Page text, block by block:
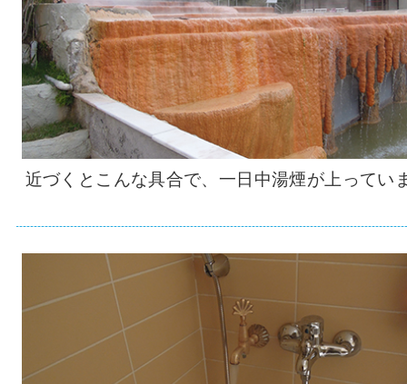
近づくとこんな具合で、一日中湯煙が上ってい